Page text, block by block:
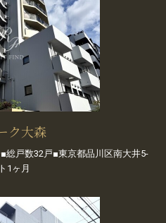
ク大森
総戸数32戸■東京都品川区南大井5-
1ヶ月